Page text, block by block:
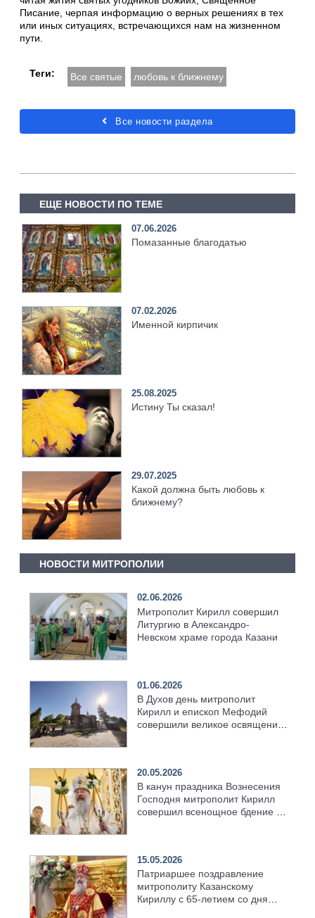
Писание, черпая информацию о верных решениях в тех
или иных ситуациях, встречающихся нам на жизненном
пути.
Теги: Все святые любовь к ближнему
Все новости раздела
ЕЩЕ НОВОСТИ ПО ТЕМЕ
07.06.2026
Помазанные благодатью
07.02.2026
Именной кирпичик
25.08.2025
Истину Ты сказал!
29.07.2025
Какой должна быть любовь к
ближнему?
НОВОСТИ МИТРОПОЛИИ
02.06.2026
Митрополит Кирилл совершил
Литургию в Александро-
Невском храме города Казани
01.06.2026
В Духов день митрополит
Кирилл и епископ Мефодий
совершили великое освящение
20.05.2026
В канун праздника Вознесения
Господня митрополит Кирилл
совершил всенощное бдение в
15.05.2026
Патриаршее поздравление
митрополиту Казанскому
Кириллу с 65-летием со дня